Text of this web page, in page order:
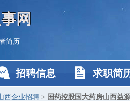
网
简历
招聘信息 求职简
西企业招聘 > 国药控股国大药房山西益